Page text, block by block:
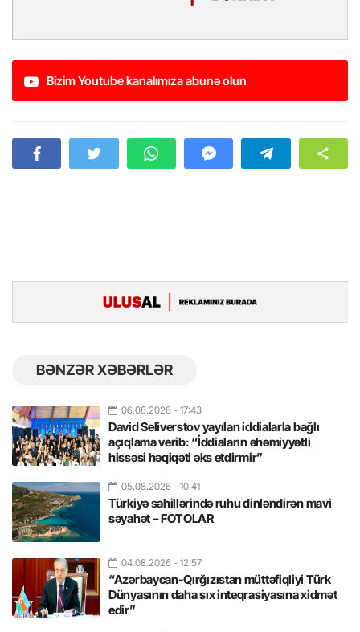
Bizim Youtube kanalımıza abunə olun
BƏNZƏR XƏBƏRLƏR
06.08.2026 - 17:43
David Seliverstov yayılan iddialarla bağlı
açıqlama verib: “İddiaların əhəmiyyətli
hissəsi həqiqəti əks etdirmir”
05.08.2026 - 10:41
Türkiyə sahillərində ruhu dinləndirən mavi
səyahət – FOTOLAR
04.08.2026 - 12:57
“Azərbaycan-Qırğızıstan müttəfiqliyi Türk
Dünyasının daha sıx inteqrasiyasına xidmət
edir”